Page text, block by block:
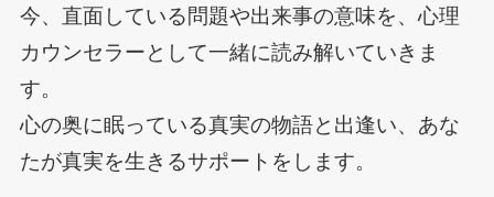
今、直面している問題や出来事の意味を、心理
カウンセラーとして一緒に読み解いていきま
す。
心の奥に眠っている真実の物語と出逢い、あな
たが真実を生きるサポートをします。